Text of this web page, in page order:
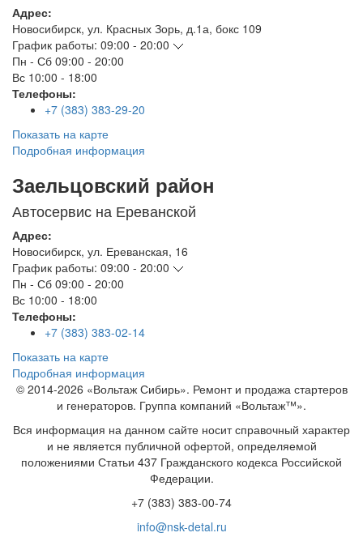
Адрес:
Новосибирск, ул. Красных Зорь, д.1а, бокс 109
График работы: 09:00 - 20:00
Пн - Сб 09:00 - 20:00
Вс 10:00 - 18:00
Телефоны:
+7 (383) 383-29-20
Показать на карте
Подробная информация
Заельцовский район
Автосервис на Ереванской
Адрес:
Новосибирск, ул. Ереванская, 16
График работы: 09:00 - 20:00
Пн - Сб 09:00 - 20:00
Вс 10:00 - 18:00
Телефоны:
+7 (383) 383-02-14
Показать на карте
Подробная информация
© 2014-2026 «Вольтаж Сибирь». Ремонт и продажа стартеров
и генераторов. Группа компаний «Вольтаж™».
Вся информация на данном сайте носит справочный характер
и не является публичной офертой, определяемой
положениями Статьи 437 Гражданского кодекса Российской
Федерации.
+7 (383) 383-00-74
info@nsk-detal.ru